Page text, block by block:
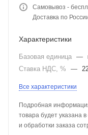
Самовывоз -
Доставка по
Характеристики
Базовая единица —
Ставка НДС, %
—
Все характеристики
Подробная
товара будет указана
и обработки заказа